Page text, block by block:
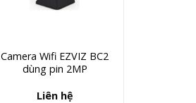
Camera Wifi EZVIZ BC2
dùng pin 2MP
Liên hệ